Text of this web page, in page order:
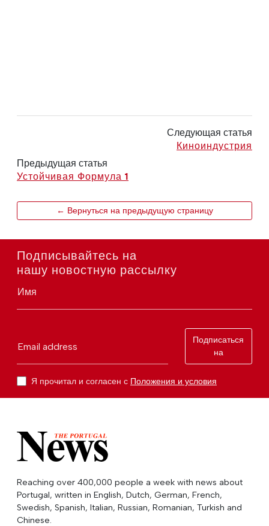
Следующая статья
Киноиндустрия
Предыдущая статья
Устойчивая Формула 1
← Вернуться на предыдущую страницу
Подписывайтесь на
нашу новостную рассылку
Имя
Email address
Подписаться
на
Я прочитал и согласен с Положения и условия
Reaching over 400,000 people a week with news about
Portugal, written in English, Dutch, German, French,
Swedish, Spanish, Italian, Russian, Romanian, Turkish and
Chinese.